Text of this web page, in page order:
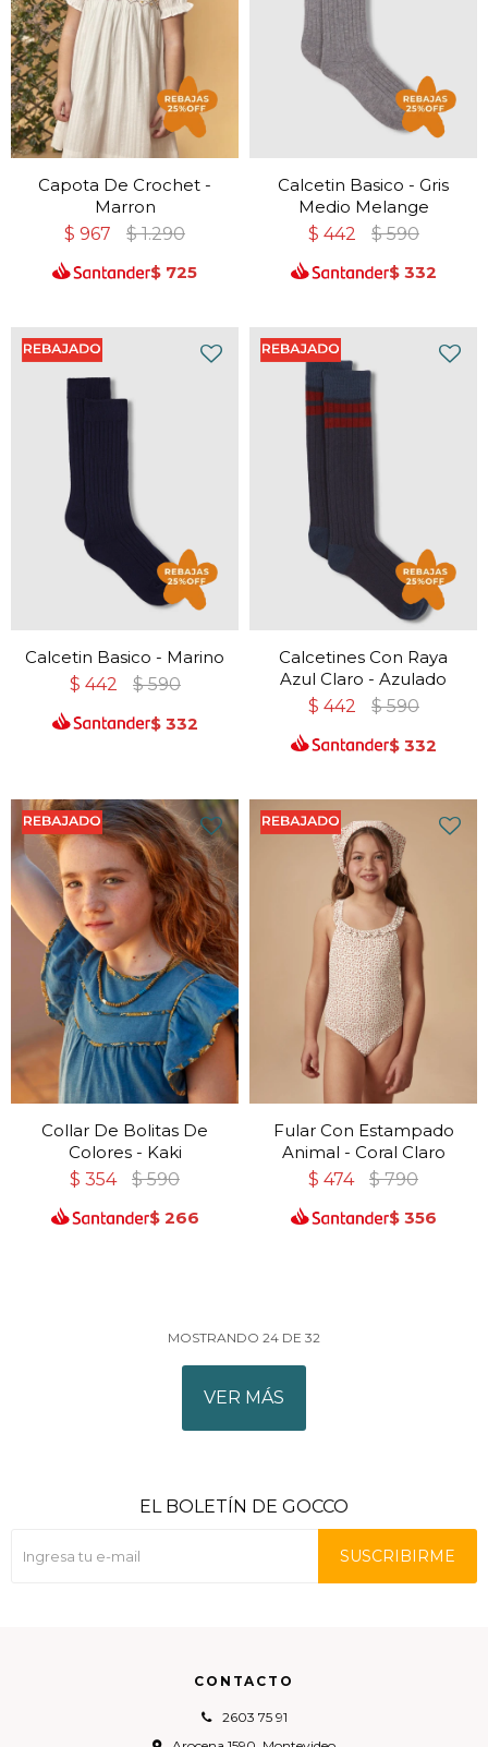
Capota De Crochet -
Marron
$ 967 $ 1.290
$ 725
Calcetin Basico - Gris
Medio Melange
$ 442 $ 590
$ 332
Calcetin Basico - Marino
$ 442 $ 590
$ 332
Calcetines Con Raya
Azul Claro - Azulado
$ 442 $ 590
$ 332
Collar De Bolitas De
Colores - Kaki
$ 354 $ 590
$ 266
Fular Con Estampado
Animal - Coral Claro
$ 474 $ 790
$ 356
MOSTRANDO 24 DE 32
VER MÁS
CONTACTO
2603 75 91
EL BOLETÍN DE GOCCO
SUSCRIBIRME